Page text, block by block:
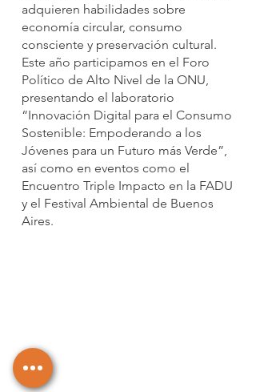
adquieren habilidades sobre
economía circular, consumo
consciente y preservación cultural.
Este año participamos en el Foro
Político de Alto Nivel de la ONU,
presentando el laboratorio
“Innovación Digital para el Consumo
Sostenible: Empoderando a los
Jóvenes para un Futuro más Verde”,
así como en eventos como el
Encuentro Triple Impacto en la FADU
y el Festival Ambiental de Buenos
Aires.
Por qué es